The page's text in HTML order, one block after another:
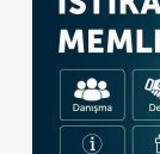
Artıyor!